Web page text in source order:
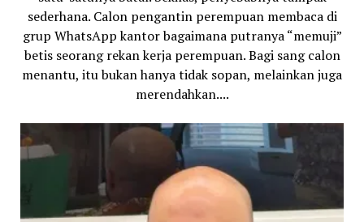
sederhana. Calon pengantin perempuan membaca di
grup WhatsApp kantor bagaimana putranya “memuji”
betis seorang rekan kerja perempuan. Bagi sang calon
menantu, itu bukan hanya tidak sopan, melainkan juga
merendahkan....